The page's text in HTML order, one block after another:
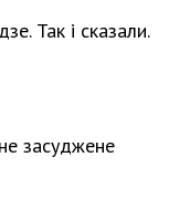
Так і сказали.
засуджене